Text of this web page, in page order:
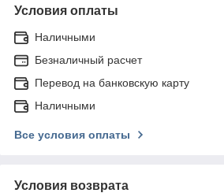
Условия оплаты
Наличными
Безналичный расчет
Перевод на банковскую карту
Наличными
Все условия оплаты
Условия возврата